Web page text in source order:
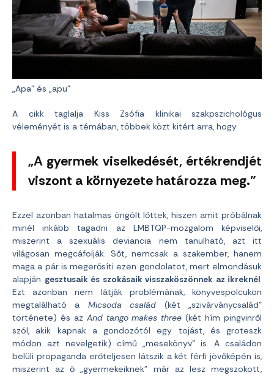
„Apa” és „apu”
A cikk taglalja Kiss Zsófia klinikai szakpszichológus
véleményét is a témában, többek közt kitért arra, hogy
„A gyermek viselkedését, értékrendjét
viszont a környezete határozza meg.”
Ezzel azonban hatalmas öngólt lőttek, hiszen amit próbálnak
minél inkább tagadni az LMBTQP-mozgalom képviselői,
miszerint a szexuális deviancia nem tanulható, azt itt
világosan megcáfolják. Sőt, nemcsak a szakember, hanem
maga a pár is megerősíti ezen gondolatot, mert elmondásuk
alapján gesztusaik és szokásaik visszaköszönnek az ikreknél.
Ezt azonban nem látják problémának, könyvespolcukon
megtalálható a Micsoda család (két „szivárványcsalád”
története) és az And tango makes three (két hím pingvinről
szól, akik kapnak a gondozótól egy tojást, és groteszk
módon azt nevelgetik) című „mesekönyv” is. A családon
belüli propaganda erőteljesen látszik a két férfi jövőképén is,
miszerint az ő „gyermekeiknek” már az lesz megszokott,